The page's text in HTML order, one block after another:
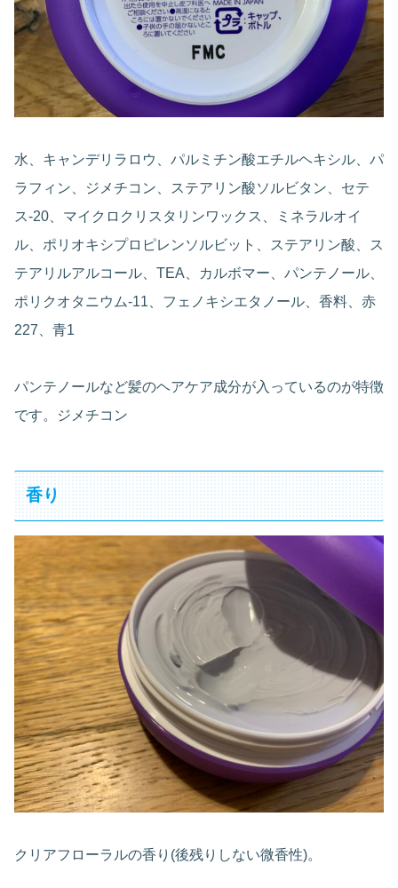
水、キャンデリラロウ、パルミチン酸エチルヘキシル、パ
ラフィン、ジメチコン、ステアリン酸ソルビタン、セテ
ス-20、マイクロクリスタリンワックス、ミネラルオイ
ル、ポリオキシプロピレンソルビット、ステアリン酸、ス
テアリルアルコール、TEA、カルボマー、パンテノール、
ポリクオタニウム-11、フェノキシエタノール、香料、赤
227、青1
パンテノールなど髪のヘアケア成分が入っているのが特徴
です。ジメチコン
香り
クリアフローラルの香り(後残りしない微香性)。